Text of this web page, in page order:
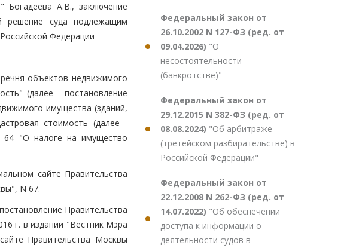
Богадеева А.В., заключение
решение суда подлежащим
Федерации
объектов недвижимого
(далее - постановление
имущества (зданий,
стоимость (далее -
64 "О налоге на имущество
сайте Правительства
N 67.
Правительства
г. в издании "Вестник Мэра
Правительства Москвы
Федеральный закон от
26.10.2002 N 127-ФЗ (ред. от
09.04.2026) "О
несостоятельности
(банкротстве)"
Федеральный закон от
29.12.2015 N 382-ФЗ (ред. от
08.08.2024) "Об арбитраже
(третейском разбирательстве) в
Российской Федерации"
Федеральный закон от
22.12.2008 N 262-ФЗ (ред. от
14.07.2022) "Об обеспечении
доступа к информации о
деятельности судов в